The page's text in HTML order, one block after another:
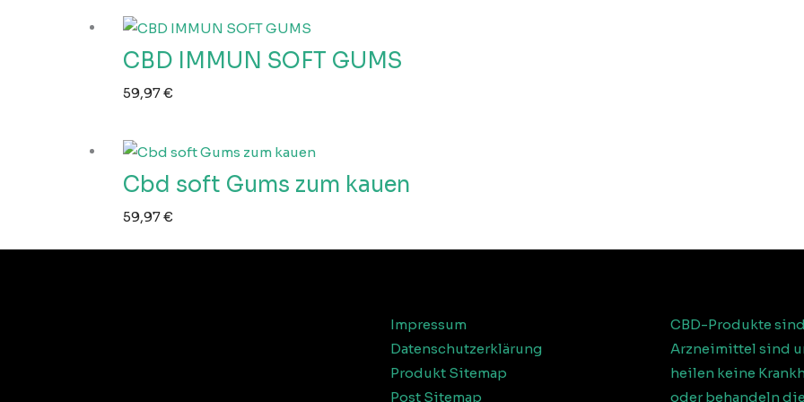
CBD IMMUN SOFT GUMS
59,97€
Cbd soft Gums zum kauen
59,97€
Impressum
Datenschutzerklärung
Produkt Sitemap
Post Sitemap
CBD-Produkte
Arzneimittel sind
heilen keine
oder behandeln